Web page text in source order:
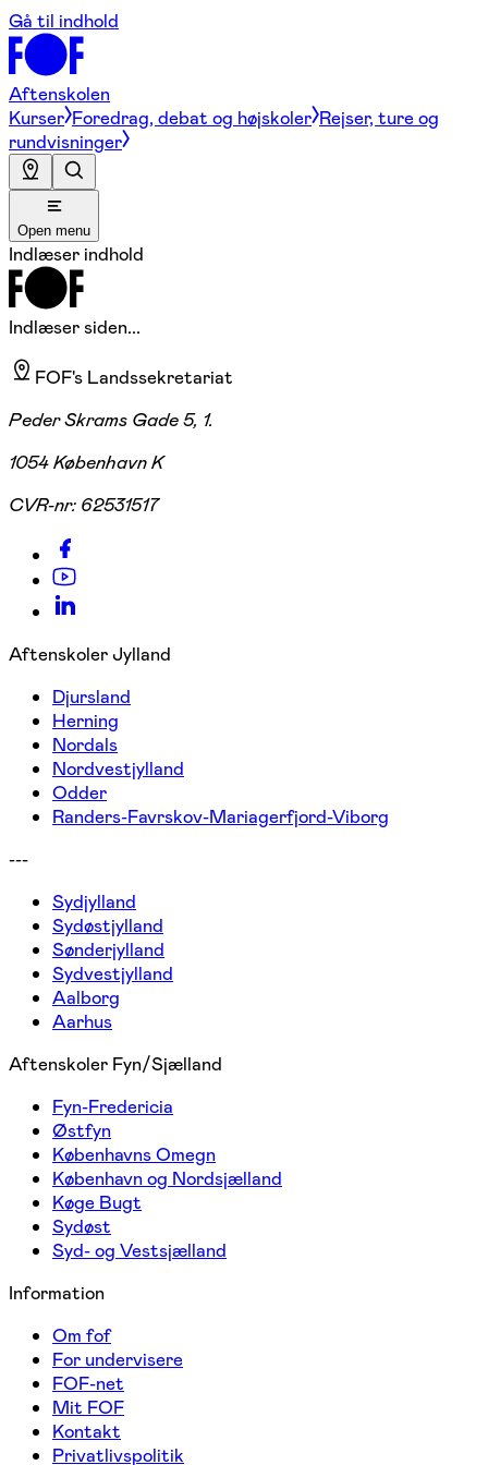
Gå til indhold
Aftenskolen
Kurser Foredrag, debat og højskoler Rejser, ture og
rundvisninger
Open menu
Indlæser indhold
Indlæser siden...
FOF's Landssekretariat
Peder Skrams Gade 5, 1.
1054 København K
CVR-nr: 62531517
Aftenskoler Jylland
Djursland
Herning
Nordals
Nordvestjylland
Odder
Randers-Favrskov-Mariagerfjord-Viborg
---
Sydjylland
Sydøstjylland
Sønderjylland
Sydvestjylland
Aalborg
Aarhus
Aftenskoler Fyn/Sjælland
Fyn-Fredericia
Østfyn
Københavns Omegn
København og Nordsjælland
Køge Bugt
Sydøst
Syd- og Vestsjælland
Information
Om fof
For undervisere
FOF-net
Mit FOF
Kontakt
Privatlivspolitik